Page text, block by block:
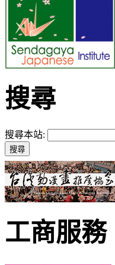
搜尋
搜尋本站:
工商服務